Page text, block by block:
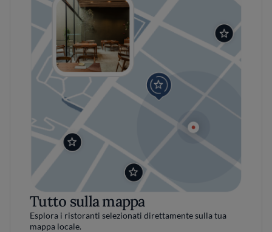
Tutto sulla mappa
Esplora i ristoranti selezionati direttamente sulla tua
mappa locale.